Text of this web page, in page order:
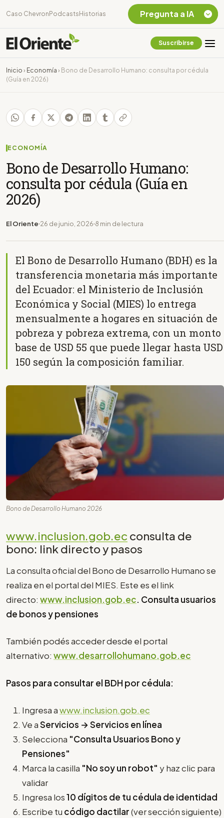
Caso Chevron Podcasts Historias
Suscribirse
Inicio › Economía › Bono de Desarrollo Humano: consulta por cédula
(Guía en 2026)
ECONOMÍA
Bono de Desarrollo Humano:
consulta por cédula (Guía en
2026)
El Oriente 26 de junio, 2026 8 min de lectura
El Bono de Desarrollo Humano (BDH) es la
transferencia monetaria más importante
del Ecuador: el Ministerio de Inclusión
Económica y Social (MIES) lo entrega
mensualmente a hogares en situación de
pobreza y pobreza extrema, con un monto
base de USD 55 que puede llegar hasta USD
150 según la composición familiar.
Bono de Desarrollo Humano 2026
www.inclusion.gob.ec consulta de
bono: link directo y pasos
La consulta oficial del Bono de Desarrollo Humano se
realiza en el portal del MIES. Este es el link
directo: www.inclusion.gob.ec. Consulta usuarios
de bonos y pensiones
También podés acceder desde el portal
alternativo: www.desarrollohumano.gob.ec
Pasos para consultar el BDH por cédula:
Ingresa awww.inclusion.gob.ec
Ve aServicios → Servicios en línea
Selecciona "Consulta Usuarios Bono y
Pensiones"
Marca la casilla "No soy un robot" y haz clic para
validar
Ingresa los10 dígitos de tu cédula de identidad
Escribe tu código dactilar(ver sección siguiente)
Pregunta a IA
Chevron Ecuador